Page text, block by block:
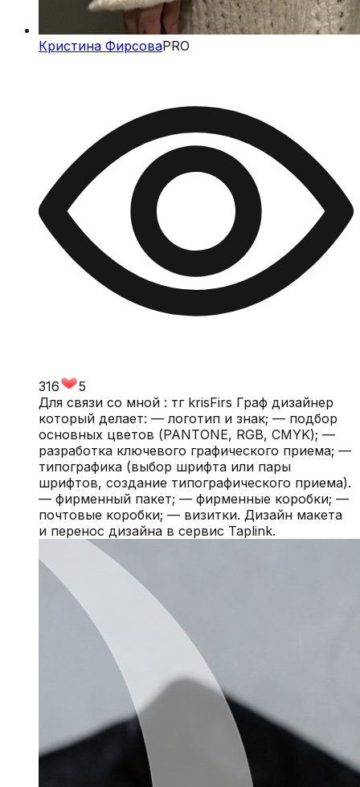
Кристина ФирсоваPRO
316
5
Для связи со мной : тг krisFirs Граф дизайнер
который делает: — логотип и знак; — подбор
основных цветов (PANTONE, RGB, CMYK); —
разработка ключевого графического приема; —
типографика (выбор шрифта или пары
шрифтов, создание типографического приема).
— фирменный пакет; — фирменные коробки; —
почтовые коробки; — визитки. Дизайн макета
и перенос дизайна в сервис Taplink.